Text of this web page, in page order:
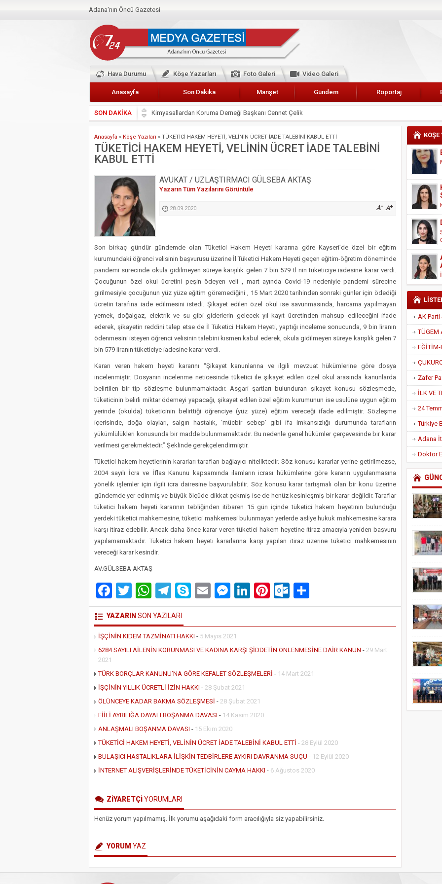
Adana'nın Öncü Gazetesi
Hava Durumu Köşe Yazarları Foto Galeri Video Galeri
Anasayfa Son Dakika Manşet Gündem Röportaj
SON DAKİKA
Kimyasallardan Koruma Derneği Başkanı Cennet Çelik
Başkan Güler’den Başkan Karalar’a hizmet çağrısı
Lokantacılar ve Kebapçılar Esnaf Odası Başkanı Şefik Arslan
Hak-İş Abdurrahman Yücel
HDP İL BİNASININ ÖNÜNDE ANNELER TARİH YAZIYORLAR
CEYHAN TİCARET ODASI
İyi Parti Yüreğir İlçe Başkanı Enis Akyürek
Anasayfa » Köşe Yazıları » TÜKETİCİ HAKEM HEYETİ, VELİNİN ÜCRET İADE TALEBİNİ KABUL ETTİ
TÜKETİCİ HAKEM HEYETİ, VELİNİN ÜCRET İADE TALEBİNİ
KABUL ETTİ
AVUKAT / UZLAŞTIRMACI GÜLSEBA AKTAŞ
Yazarın Tüm Yazılarını Görüntüle
28.09.2020
Son birkaç gündür gündemde olan Tüketici Hakem Heyeti kararına göre Kayseri’de özel bir eğitim
kurumundaki öğrenci velisinin başvurusu üzerine İl Tüketici Hakem Heyeti geçen eğitim-öğretim döneminde
pandemi sürecinde okula gidilmeyen süreye karşılık gelen 7 bin 579 tl nin tüketiciye iadesine karar verdi.
Çocuğunun özel okul ücretini peşin ödeyen veli , mart ayında Covid-19 nedeniyle pandemi sürecine
girilmesiyle çocuğunun yüz yüze eğitim göremediğini , 15 Mart 2020 tarihinden sonraki günler için ödediği
ücretin tarafına iade edilmesini istedi. Şikayet edilen özel okul ise savunmasında, harcama yapılmayan
yemek, doğalgaz, elektrik ve su gibi giderlerin gelecek yıl kayıt ücretinden mahsup edileceğini ifade
ederek, şikayetin reddini talep etse de İl Tüketici Hakem Heyeti, yaptığı inceleme sonucunda, 9 bin liranın
ödenmesini isteyen öğrenci velisinin talebini kısmen kabul ederek, okula gidilmeyen süreye karşılık gelen 7
bin 579 liranın tüketiciye iadesine karar verdi.
Kararı veren hakem heyeti kararını “Şikayet kanunlarına ve ilgili mevzuat hükümlerine göre dosya
incelenmiştir. Dosyanın incelenme neticesinde tüketici ile şikayet edilen özel okul arasında kanunlarda
belirtilen bir tip sözleşme bulunmamaktadır. Asgari şartları bulunduran şikayet konusu sözleşmede,
tüketicinin belirli miktar ödemeyi yapacağı, şikayet edilen özel eğitim kurumunun ise usulüne uygun eğitim
yerinde (okulda) tüketicinin belirttiği öğrenciye (yüz yüze) eğitim vereceği ifade edilmiştir. Sözleşme
içerisinde, doğa olayları, salgın hastalık, ‘mücbir sebep’ gibi ifa imkansızlığı durumunda tarafların
yükümlülükleri konusunda bir madde bulunmamaktadır. Bu nedenle genel hükümler çerçevesinde bir karar
verilmesi gerekmektedir.” Şeklinde gerekçelendirmiştir.
Tüketici hakem heyetlerinin kararları tarafları bağlayıcı niteliktedir. Söz konusu kararlar yerine getirilmezse,
2004 sayılı İcra ve İflas Kanunu kapsamında ilamların icrası hükümlerine göre kararın uygulanmasına
yönelik işlemler için ilgili icra dairesine başvurulabilir. Söz konusu karar tartışmalı olan bir konu üzerine
gündemde yer edinmiş ve büyük ölçüde dikkat çekmiş ise de henüz kesinleşmiş bir karar değildir. Taraflar
tüketici hakem heyeti kararının tebliğinden itibaren 15 gün içinde tüketici hakem heyetinin bulunduğu
yerdeki tüketici mahkemesine, tüketici mahkemesi bulunmayan yerlerde asliye hukuk mahkemesine karara
karşı itiraz edebilir. Ancak daha önce karar veren tüketici hakem heyetine itiraz amacıyla yeniden başvuru
yapılamamaktadır. Tüketici hakem heyeti kararlarına karşı yapılan itiraz üzerine tüketici mahkemesinin
vereceği karar kesindir.
AV.GÜLSEBA AKTAŞ
Facebook
Twitter
WhatsApp
Telegram
SkypeEmailMessenger
LinkedIn
Pinterest
Outlook.com
YAZARINSON YAZILARI
İŞÇİNİN KIDEM TAZMİNATI HAKKI - 5 Mayıs 2021
6284 SAYILI AİLENİN KORUNMASI VE KADINA KARŞI ŞİDDETİN ÖNLENMESİNE DAİR KANUN - 29 Mart
2021
TÜRK BORÇLAR KANUNU’NA GÖRE KEFALET SÖZLEŞMELERİ - 14 Mart 2021
İŞÇİNİN YILLIK ÜCRETLİ İZİN HAKKI - 28 Şubat 2021
ÖLÜNCEYE KADAR BAKMA SÖZLEŞMESİ - 28 Şubat 2021
FİİLİ AYRILIĞA DAYALI BOŞANMA DAVASI - 14 Kasım 2020
ANLAŞMALI BOŞANMA DAVASI - 15 Ekim 2020
TÜKETİCİ HAKEM HEYETİ, VELİNİN ÜCRET İADE TALEBİNİ KABUL ETTİ - 28 Eylül 2020
BULAŞICI HASTALIKLARA İLİŞKİN TEDBİRLERE AYKIRI DAVRANMA SUÇU - 12 Eylül 2020
İNTERNET ALIŞVERİŞLERİNDE TÜKETİCİNİN CAYMA HAKKI - 6 Ağustos 2020
ZİYARETÇİYORUMLARI
Henüz yorum yapılmamış. İlk yorumu aşağıdaki form aracılığıyla siz yapabilirsiniz.
YORUM YAZ
Adana